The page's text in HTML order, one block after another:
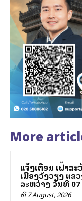
More
ແຈ້ງເຕືອນ ເຝົ້າລ
ເມືອງວັງວຽງ ແຂ
ລະຫວ່າງ ວັນທີ
ທີ 7 August, 2026